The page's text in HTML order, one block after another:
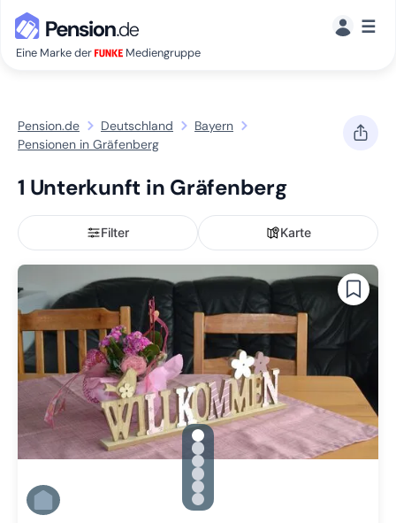
Eine Marke der Mediengruppe
☰
Pension.de Deutschland
Bayern
Pensionen in Gräfenberg
1 Unterkunft in Gräfenberg
Filter Karte
gallery.slide_selector
Zu Slide 1 wechseln
Zu Slide 2 wechseln
Zu Slide 3 wechseln
Zu Slide 4 wechseln
Zu Slide 5 wechseln
Zu Slide 6 wechseln